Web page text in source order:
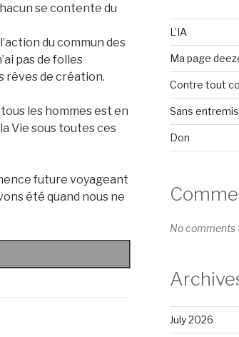
se contente du
du commun des
pas de folles
rêves de création.
tous les hommes est en
Vie sous toutes ces
future voyageant
été quand nous ne
L’IA
Ma page
Contre tout
Sans
Don
No comments
July 2026